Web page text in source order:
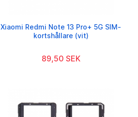
Xiaomi Redmi Note 13 Pro+ 5G SIM-
kortshållare (vit)
89,50 SEK